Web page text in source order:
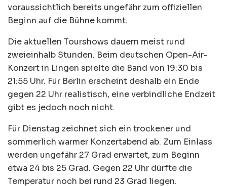
voraussichtlich bereits ungefähr zum offiziellen
Beginn auf die Bühne kommt.
Die aktuellen Tourshows dauern meist rund
zweieinhalb Stunden. Beim deutschen Open-Air-
Konzert in Lingen spielte die Band von 19:30 bis
21:55 Uhr. Für Berlin erscheint deshalb ein Ende
gegen 22 Uhr realistisch, eine verbindliche Endzeit
gibt es jedoch noch nicht.
Für Dienstag zeichnet sich ein trockener und
sommerlich warmer Konzertabend ab. Zum Einlass
werden ungefähr 27 Grad erwartet, zum Beginn
etwa 24 bis 25 Grad. Gegen 22 Uhr dürfte die
Temperatur noch bei rund 23 Grad liegen.